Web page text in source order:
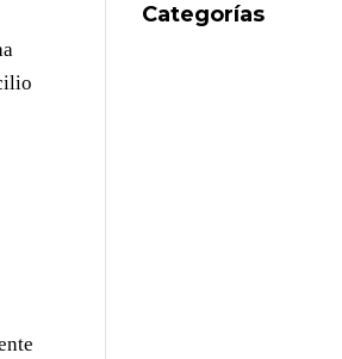
Categorías